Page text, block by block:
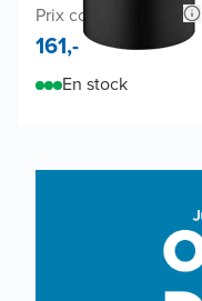
Prix conseillé 264,-
161,-
En stock